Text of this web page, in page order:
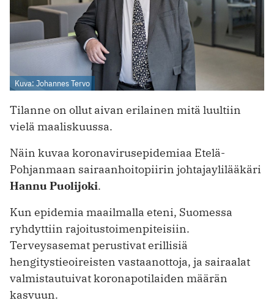
Kuva: Johannes Tervo
Tilanne on ollut aivan erilainen mitä luultiin
vielä maaliskuussa.
Näin kuvaa koronavirus­epi­demiaa Etelä-
Pohjanmaan sairaanhoitopiirin johtaja­ylilääkäri
Hannu Puolijoki.
Kun epidemia maailmalla eteni, Suomessa
ryhdyttiin rajoitustoimenpiteisiin.
Terveysasemat perustivat erillisiä
hengitystieoireisten vastaanottoja, ja sairaalat
valmistautuivat koronapotilaiden määrän
kasvuun.